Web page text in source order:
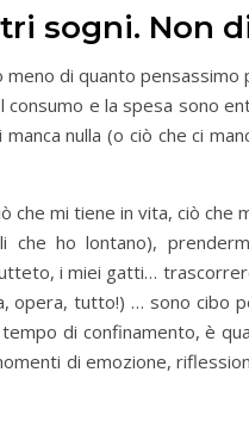
sogni. Non
di quanto
e la spesa sono
nulla (o ciò che ci
mi tiene in vita, ciò che
che ho lontano),
i miei gatti…
opera, tutto!) … sono
di confinamento, è
di emozione,